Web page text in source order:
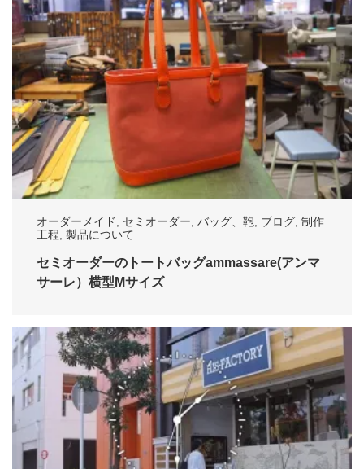
オーダーメイド セミオーダー バッグ、鞄 ブログ 制作
工程 製品について
セミオーダーのトートバッグammassare(アンマ
サーレ）横型Mサイズ